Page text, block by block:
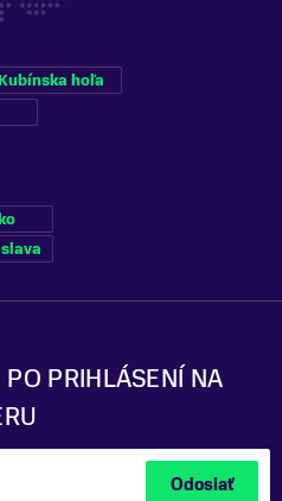
PO PRIHLÁSENÍ NA
Odoslať
hoľa